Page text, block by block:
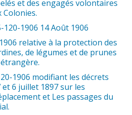
et des engagés volontaires
Colonies.
120-1906 14 Août 1906
relative à la protection des
de légumes et de prunes
1906 modifiant les décrets
6 juillet 1897 sur les
et Les passages du